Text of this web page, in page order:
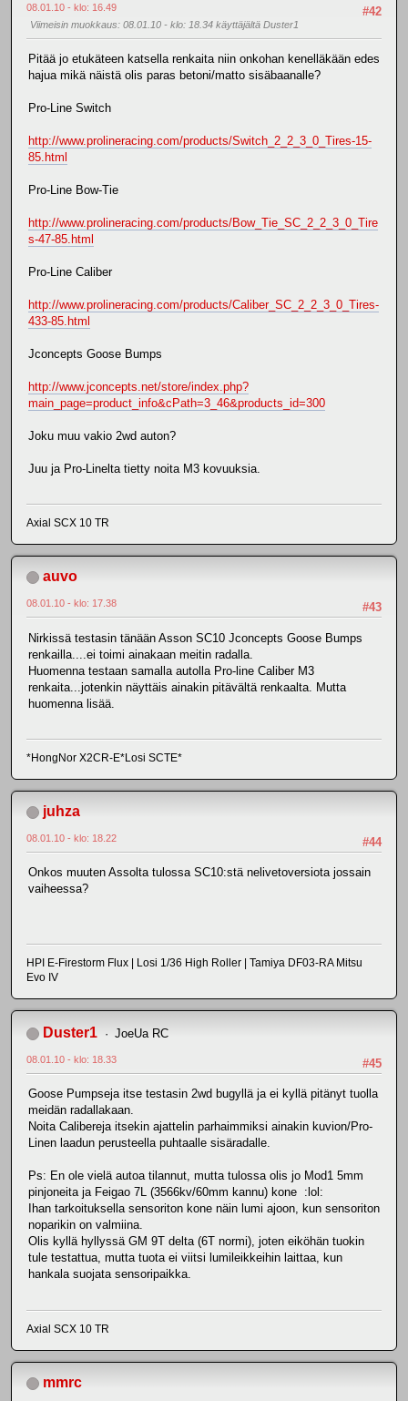
#42
08.01.10 - klo: 16.49
Viimeisin muokkaus: 08.01.10 - klo: 18.34 käyttäjältä Duster1
Pitää jo etukäteen katsella renkaita niin onkohan kenelläkään edes
hajua mikä näistä olis paras betoni/matto sisäbaanalle?
Pro-Line Switch
http://www.prolineracing.com/products/Switch_2_2_3_0_Tires-15-
85.html
Pro-Line Bow-Tie
http://www.prolineracing.com/products/Bow_Tie_SC_2_2_3_0_Tire
s-47-85.html
Pro-Line Caliber
http://www.prolineracing.com/products/Caliber_SC_2_2_3_0_Tires-
433-85.html
Jconcepts Goose Bumps
http://www.jconcepts.net/store/index.php?
main_page=product_info&cPath=3_46&products_id=300
Joku muu vakio 2wd auton?
Juu ja Pro-Linelta tietty noita M3 kovuuksia.
Axial SCX 10 TR
auvo
#43
08.01.10 - klo: 17.38
Nirkissä testasin tänään Asson SC10 Jconcepts Goose Bumps
renkailla....ei toimi ainakaan meitin radalla.
Huomenna testaan samalla autolla Pro-line Caliber M3
renkaita...jotenkin näyttäis ainakin pitävältä renkaalta. Mutta
huomenna lisää.
*HongNor X2CR-E*Losi SCTE*
juhza
#44
08.01.10 - klo: 18.22
Onkos muuten Assolta tulossa SC10:stä nelivetoversiota jossain
vaiheessa?
HPI E-Firestorm Flux | Losi 1/36 High Roller | Tamiya DF03-RA Mitsu
Evo IV
Duster1 JoeUa RC
#45
08.01.10 - klo: 18.33
Goose Pumpseja itse testasin 2wd bugyllä ja ei kyllä pitänyt tuolla
meidän radallakaan.
Noita Calibereja itsekin ajattelin parhaimmiksi ainakin kuvion/Pro-
Linen laadun perusteella puhtaalle sisäradalle.
Ps: En ole vielä autoa tilannut, mutta tulossa olis jo Mod1 5mm
pinjoneita ja Feigao 7L (3566kv/60mm kannu) kone :lol:
Ihan tarkoituksella sensoriton kone näin lumi ajoon, kun sensoriton
noparikin on valmiina.
Olis kyllä hyllyssä GM 9T delta (6T normi), joten eiköhän tuokin
tule testattua, mutta tuota ei viitsi lumileikkeihin laittaa, kun
hankala suojata sensoripaikka.
Axial SCX 10 TR
mmrc